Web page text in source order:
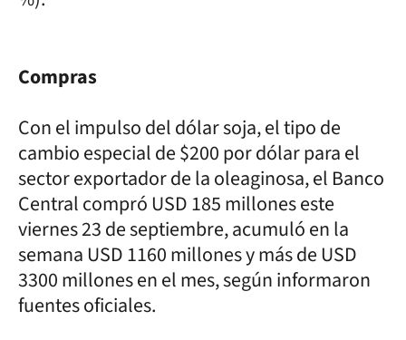
Compras
Con el impulso del dólar soja, el tipo de
cambio especial de $200 por dólar para el
sector exportador de la oleaginosa, el Banco
Central compró USD 185 millones este
viernes 23 de septiembre, acumuló en la
semana USD 1160 millones y más de USD
3300 millones en el mes, según informaron
fuentes oficiales.